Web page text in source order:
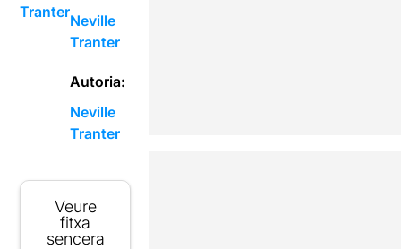
TranterNeville
Tranter
Autoria:
Neville
Tranter
Veure
fitxa
sencera